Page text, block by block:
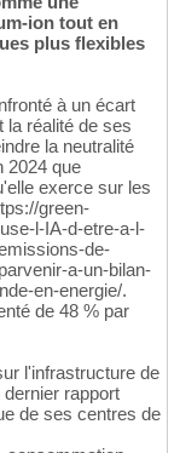
ion tout en
plus flexibles
à un écart
la réalité de ses
la neutralité
2024 que
exerce sur les
green-
l-IA-d-etre-a-l-
de-
a-un-bilan-
en-energie/.
de 48 % par
l'infrastructure de
rapport
de ses centres de